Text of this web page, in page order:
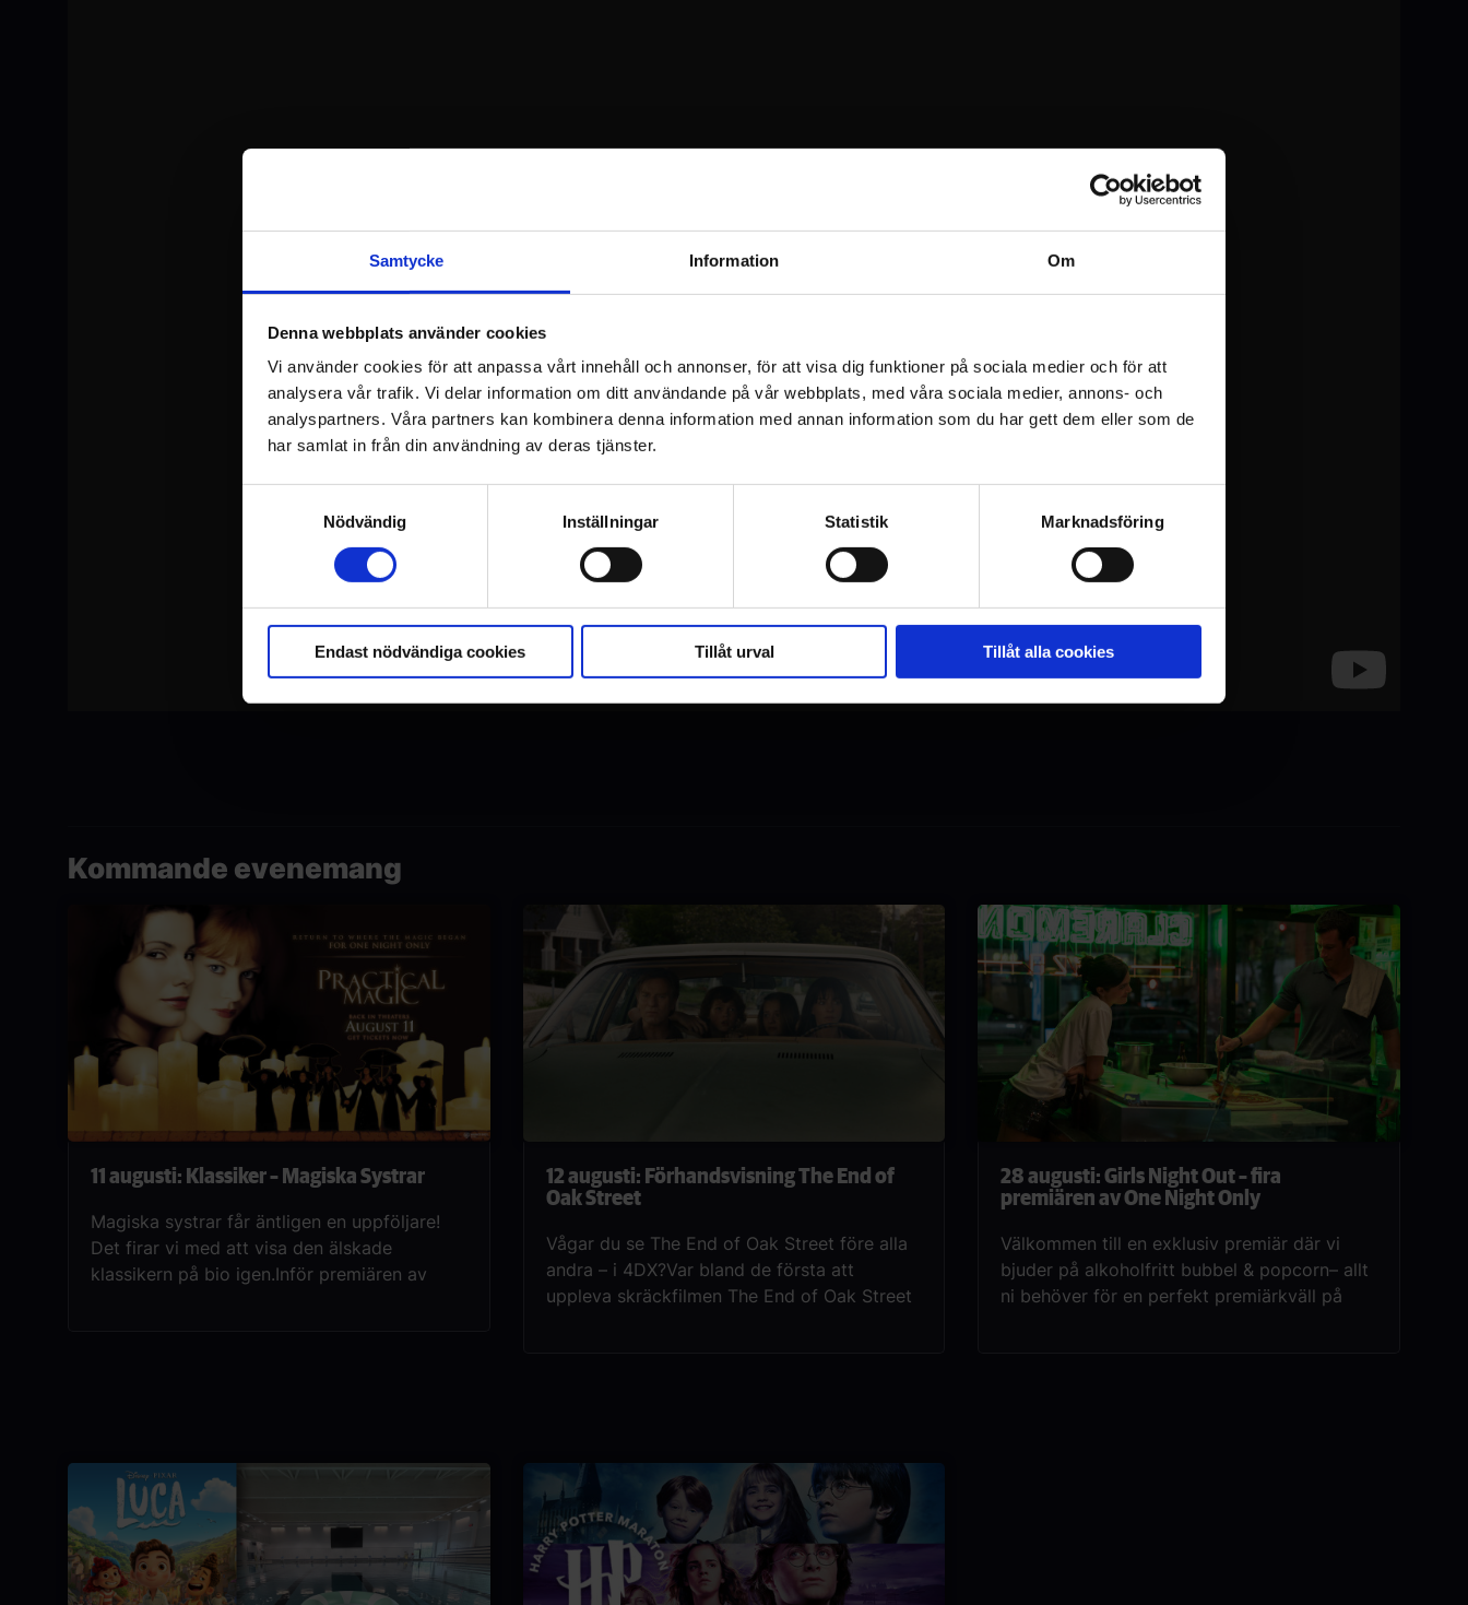
Samtycke Information Om
Denna webbplats använder cookies
Vi använder cookies för att anpassa vårt innehåll och annonser, för att visa dig funktioner på sociala medier och för att
analysera vår trafik. Vi delar information om ditt användande på vår webbplats, med våra sociala medier, annons- och
analyspartners. Våra partners kan kombinera denna information med annan information som du har gett dem eller som de
har samlat in från din användning av deras tjänster.
Nödvändig
Inställningar Statistik Marknadsföring
Endast nödvändiga cookies Tillåt urval Tillåt alla cookies
Kommande evenemang
11 augusti: Klassiker – Magiska Systrar
Magiska systrar får äntligen en uppföljare!
Det firar vi med att visa den älskade
klassikern på bio igen.Inför premiären av
2.Systrarna Sally och Gillian Owens kommer
från en familj där magi är en självklar del av
livet – men också där en förbannelse vilar
över alla kvinnor som blir förälskade.
12 augusti: Förhandsvisning The End of
Oak Street
Vågar du se The End of Oak Street före alla
andra – i 4DX?Var bland de första att
uppleva skräckfilmen The End of Oak Street
4DX onsdag den 12 augusti!
28 augusti: Girls Night Out – fira
premiären av One Night Only
Välkommen till en exklusiv premiär där vi
bjuder på alkoholfritt bubbel & popcorn– allt
ni behöver för en perfekt premiärkväll på